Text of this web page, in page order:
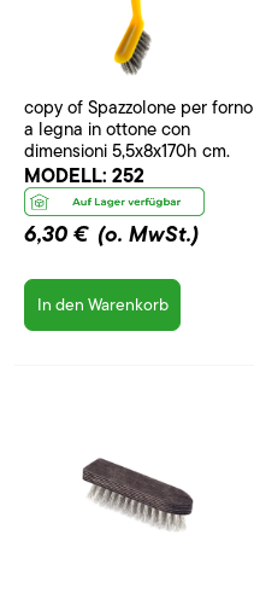
copy of Spazzolone per forno
a legna in ottone con
dimensioni 5,5x8x170h cm.
MODELL: 252
6,30 € (o. MwSt.)
In den Warenkorb